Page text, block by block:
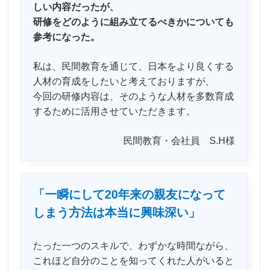
しい内容だったが、
研修をどのように組み立てるべきかについても
参考になった。
私は、民間教育を通じて、日本をより良くする
人材の育成をしたいと考えておりますが、
今回の研修内容は、そのような人材を多数育成
するために活用させていただきます。
民間教育・会社員 S.H様
「一瞬にして20年来の親友になって
しまう方法は本当に興味深い」
たった一つのスキルで、わずかな時間ながら、
これほど自分のことを知ってくれた人がいると